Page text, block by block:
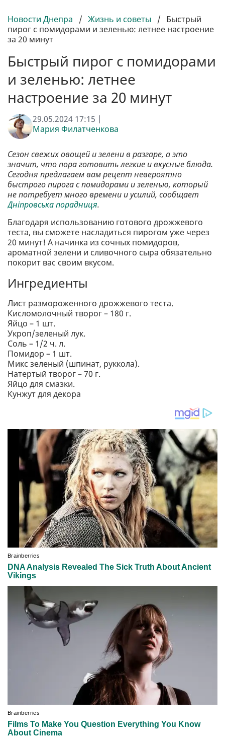
Новости Днепра / Жизнь и советы / Быстрый
пирог с помидорами и зеленью: летнее настроение
за 20 минут
Быстрый пирог с помидорами
и зеленью: летнее
настроение за 20 минут
29.05.2024 17:15 |
Мария Филатченкова
Сезон свежих овощей и зелени в разгаре, а это
значит, что пора готовить легкие и вкусные блюда.
Сегодня предлагаем вам рецепт невероятно
быстрого пирога с помидорами и зеленью, который
не потребует много времени и усилий, сообщает
Дніпровська порадниця.
Благодаря использованию готового дрожжевого
теста, вы сможете насладиться пирогом уже через
20 минут! А начинка из сочных помидоров,
ароматной зелени и сливочного сыра обязательно
покорит вас своим вкусом.
Ингредиенты
Лист размороженного дрожжевого теста.
Кисломолочный творог – 180 г.
Яйцо – 1 шт.
Укроп/зеленый лук.
Соль – 1/2 ч. л.
Помидор – 1 шт.
Микс зеленый (шпинат, руккола).
Натертый творог – 70 г.
Яйцо для смазки.
Кунжут для декора